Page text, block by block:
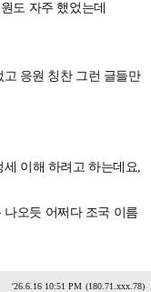
도 자주 했었는데
응원 칭찬 그런 글들만
이해 하려고 하는데요,
오듯 어쩌다 조국 이름
'26.6.16 10:51 PM (180.71.xxx.78)